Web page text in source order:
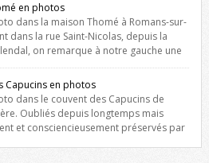
en photos
dans la maison Thomé à Romans-sur-
dans la rue Saint-Nicolas, depuis la
on remarque à notre gauche une
Les deux façades sont ornées de
ces deux étages, on peut voir une
la Vierge. […]
Capucins en photos
dans le couvent des Capucins de
Oubliés depuis longtemps mais
et consciencieusement préservés par